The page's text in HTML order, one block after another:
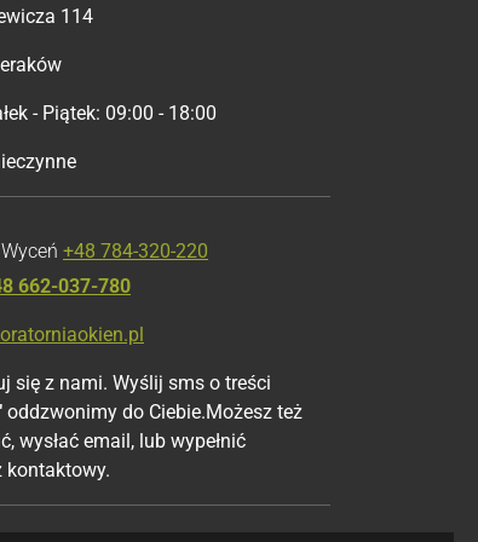
114
- Piątek: 09:00 - 18:00
+48 784-320-220
662-037-780
się z nami. Wyślij sms o treści
oddzwonimy do Ciebie.Możesz też
wysłać email, lub wypełnić
kontaktowy.